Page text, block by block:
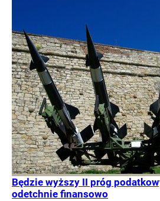
Będzie wyższy II próg
odetchnie finansowo